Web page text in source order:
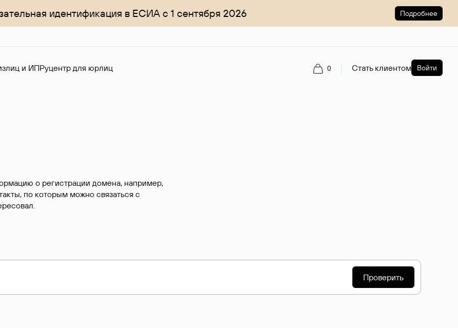
идентификация в ЕСИА с 1 сентября 2026 Подробнее
и ИПРуцентр для юрлиц 0 Стать клиентом Войти
о регистрации домена, например,
по которым можно связаться с
Проверить